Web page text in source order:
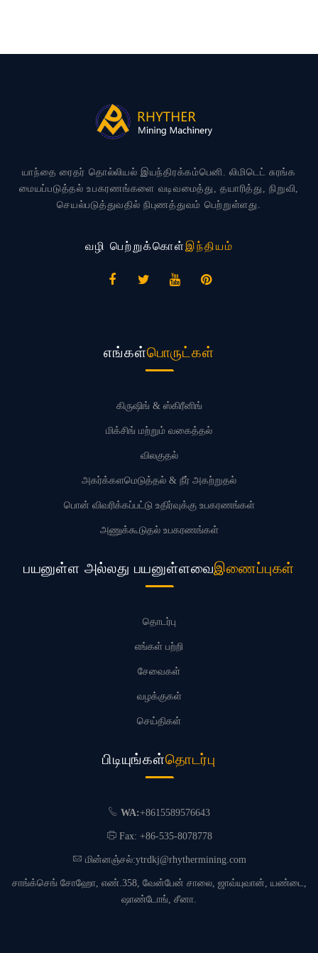
யாந்தை ரைதர் தொல்லியல் இயந்திரக்கம்பெனி. லிமிடெட் சுரங்க
மையப்படுத்தல் உபகரணங்களை வடிவமைத்து, தயாரித்து, நிறுவி,
செயல்படுத்துவதில் நிபுணத்துவம் பெற்றுள்ளது.
வழி பெற்றுக்கொள் இந்தியம்
எங்கள்பொருட்கள்
கிருஷிங் & ஸ்கிரீனிங்
மிக்சிங் மற்றும் வகைத்தல்
விலகுதல்
அகர்க்களமெடுத்தல் & நீர் அகற்றுதல்
பொன் விவரிக்கப்பட்டு உதிர்வுக்கு உபகரணங்கள்
அணுக்கூடுதல் உபகரணங்கள்
பயனுள்ள அல்லது பயனுள்ளவைஇணைப்புகள்
தொடர்பு
எங்கள் பற்றி
சேவைகள்
வழக்குகள்
செய்திகள்
பிடியுங்கள்தொடர்பு
WA:+8615589576643
Fax: +86-535-8078778
மின்னஞ்சல்:ytrdkj@rhythermining.com
சாங்க்செங் சோஹோ, எண்.358, வேன்பேன் சாலை, ஜாவ்யுவான், யண்டை,
ஷாண்டோங், சீனா.